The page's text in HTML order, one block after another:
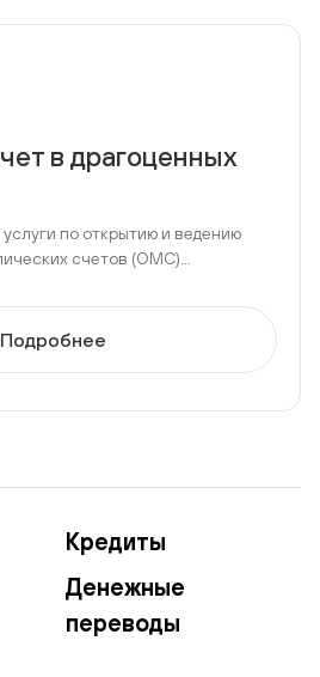
в драгоценных
по открытию и ведению
счетов (ОМС)...
Подробнее
Кредиты
Денежные
переводы